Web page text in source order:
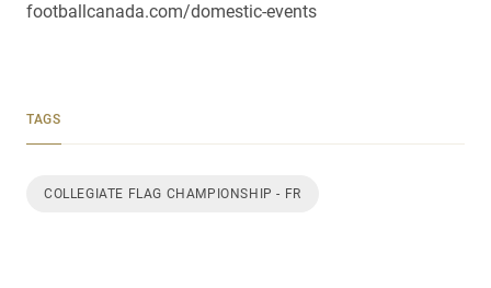
footballcanada.com/domestic-events
TAGS
COLLEGIATE FLAG CHAMPIONSHIP - FR